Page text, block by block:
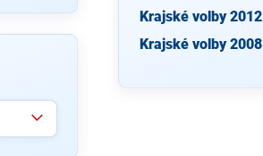
Krajské volby 2012
Krajské volby 2008